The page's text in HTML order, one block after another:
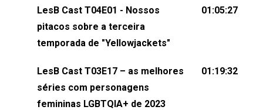
(⁠⁠⁠⁠⁠⁠@KarolenPassos⁠⁠⁠⁠⁠⁠)Participação de Bruna Fentanes
(⁠⁠⁠⁠@brunarfentanes⁠⁠⁠⁠) e Pollyelly FlorêncioEdição de
Naiady Machado
LesB Cast T04E01 - Nossos
pitacos sobre a terceira
temporada de "Yellowjackets"
01:05:27
LesB Cast T03E17 – as melhores
séries com personagens
femininas LGBTQIA+ de 2023
01:19:32